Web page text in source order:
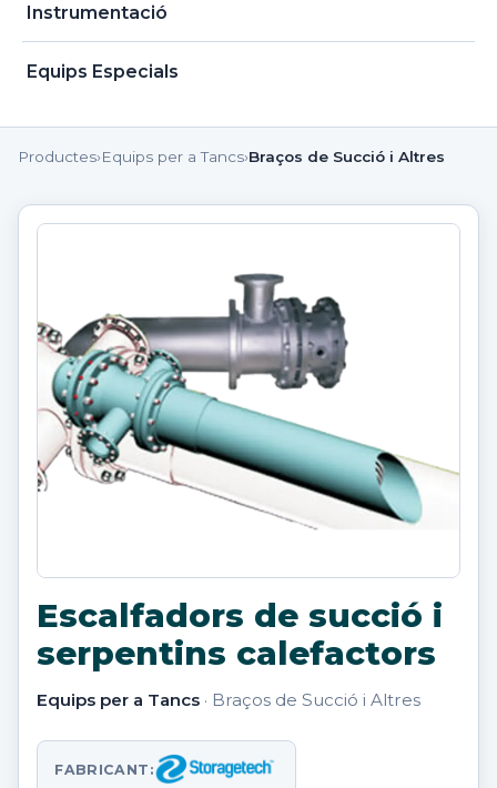
Instrumentació
Equips Especials
Productes›Equips per a Tancs›Braços de Succió i Altres
Escalfadors de succió i
serpentins calefactors
Equips per a Tancs · Braços de Succió i Altres
FABRICANT: